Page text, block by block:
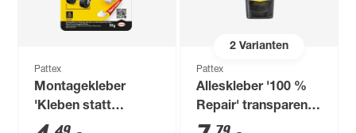
Pattex
Montagekleber
'Kleben statt
Bohren' weiß 50 g
2Varianten
Pattex
Alleskleber '100 %
Repair' transparent
100 g